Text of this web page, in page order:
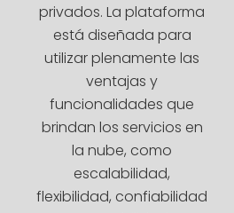
privados. La plataforma
está diseñada para
utilizar plenamente las
ventajas y
funcionalidades que
brindan los servicios en
la nube, como
escalabilidad,
flexibilidad, confiabilidad